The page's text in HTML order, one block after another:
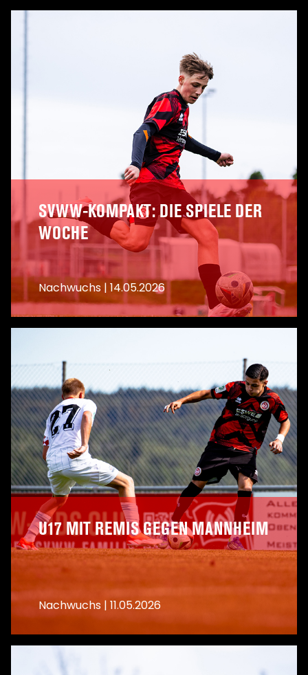
A
SVWW-KOMPAKT: DIE SPIELE DER
WOCHE
Nachwuchs | 14.05.2026
A
U17 MIT REMIS GEGEN MANNHEIM
Nachwuchs | 11.05.2026